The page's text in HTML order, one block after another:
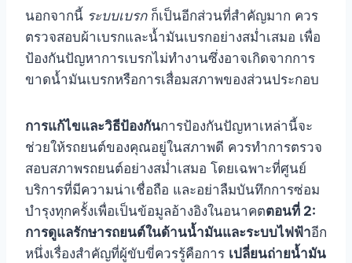
นอกจากนี้ ระบบเบรกก็เป็นอีกส่วนที่สำคัญมาก ควร
ตรวจสอบผ้าเบรกและน้ำมันเบรกอย่างสม่ำเสมอ เพื่อ
ป้องกันปัญหาการเบรกไม่ทำงานซึ่งอาจเกิดจากการ
ขาดน้ำมันเบรกหรือการเสื่อมสภาพของส่วนประกอบ
การแก้ไขและวิธีป้องกันการป้องกันปัญหาเหล่านี้จะ
ช่วยให้รถยนต์ของคุณอยู่ในสภาพดี ควรทำการตรวจ
สอบสภาพรถยนต์อย่างสม่ำเสมอ โดยเฉพาะที่ศูนย์
บริการที่มีความน่าเชื่อถือ และอย่าลืมบันทึกการซ่อม
บำรุงทุกครั้งเพื่อเป็นข้อมูลอ้างอิงในอนาคตตอนที่ 2:
การดูแลรักษารถยนต์ในด้านน้ำมันและระบบไฟฟ้าอีก
หนึ่งเรื่องสำคัญที่ผู้ขับขี่ควรรู้คือการ เปลี่ยนถ่ายน้ำมัน